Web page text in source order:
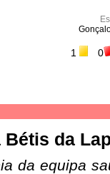
1 0
da
da equipa